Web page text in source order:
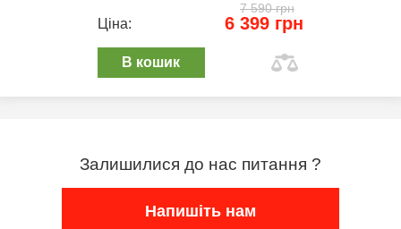
7 590 грн
Ціна: 6 399 грн
В кошик
Залишилися до нас питання ?
Напишіть нам